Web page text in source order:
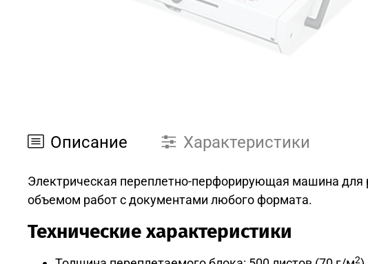
Описание Характеристики
Электрическая переплетно-перфорирующая машина для
объемом работ с документами любого формата.
Технические характеристики
2